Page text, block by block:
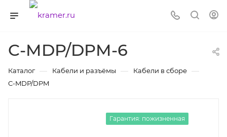
C-MDP/DPM-6
Каталог — Кабели и разъёмы — Кабели в сборе —
C-MDP/DPM
Гарантия: пожизненная